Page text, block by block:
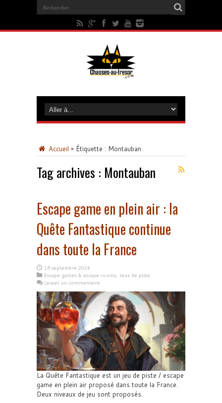
Accueil » Étiquette : Montauban
Tag archives : Montauban
Escape game en plein air : la
Quête Fantastique continue
dans toute la France
18 septembre 2024
Escape games & escape rooms, Jeux de piste
Laisser un commentaire
La Quête Fantastique est un jeu de piste / escape
game en plein air proposé dans toute la France.
Deux niveaux de jeu sont proposés.